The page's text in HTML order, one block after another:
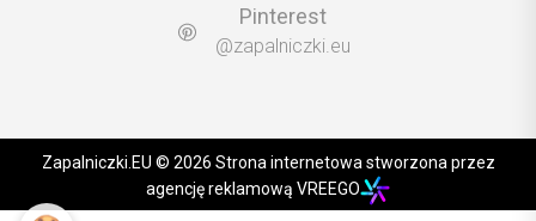
Pinterest
@zapalniczki.eu
Zapalniczki.EU © 2026 Strona internetowa stworzona przez
agencję reklamową VREEGO